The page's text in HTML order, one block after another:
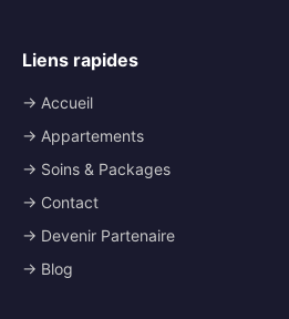
Liens rapides
→ Accueil
→ Appartements
→ Soins & Packages
→ Contact
→ Devenir Partenaire
→ Blog